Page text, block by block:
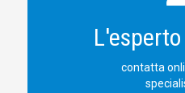
radioterapia stereotassica
essere preso in
Il trattamento radiante è
lesioni ossee
contatta